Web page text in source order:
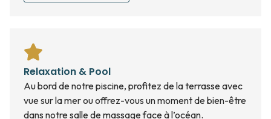
Relaxation & Pool
Au bord de notre piscine, profitez de la terrasse avec
vue sur la mer ou offrez-vous un moment de bien-être
dans notre salle de massage face à l’océan.